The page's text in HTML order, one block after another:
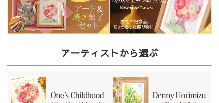
アーティストから選ぶ